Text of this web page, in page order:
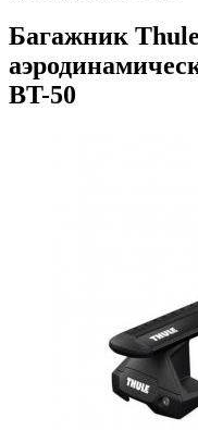
Багажник
BT-50